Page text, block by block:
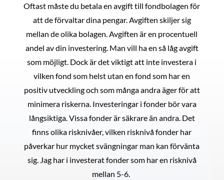
Oftast måste du betala en avgift till fondbolagen för
att de förvaltar dina pengar. Avgiften skiljer sig
mellan de olika bolagen. Avgiften är en procentuell
andel av din investering. Man vill ha en så låg avgift
som möjligt. Dock är det viktigt att inte investera i
vilken fond som helst utan en fond som har en
positiv utveckling och som många andra äger för att
minimera riskerna. Investeringar i fonder bör vara
långsiktiga. Vissa fonder är säkrare än andra. Det
finns olika risknivåer, vilken risknivå fonder har
påverkar hur mycket svängningar man kan förvänta
sig. Jag har i investerat fonder som har en risknivå
mellan 5-6.